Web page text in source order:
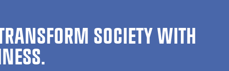
SOCIETY WITH